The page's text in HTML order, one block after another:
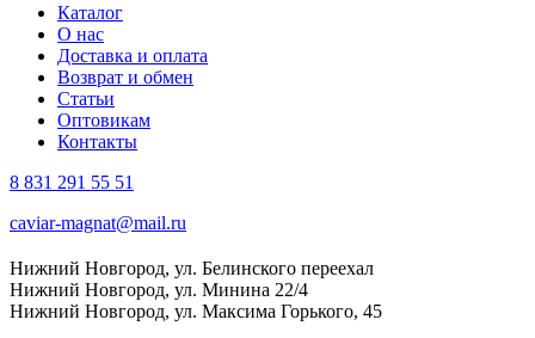
Каталог
О нас
Доставка и оплата
Возврат и обмен
Статьи
Оптовикам
Контакты
8 831 291 55 51
caviar-magnat@mail.ru
Нижний Новгород, ул. Белинского переехал
Нижний Новгород, ул. Минина 22/4
Нижний Новгород, ул. Максима Горького, 45